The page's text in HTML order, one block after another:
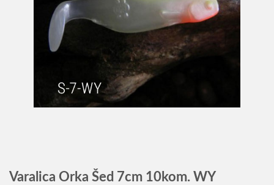
Varalica Orka Šed 7cm 10kom. WY